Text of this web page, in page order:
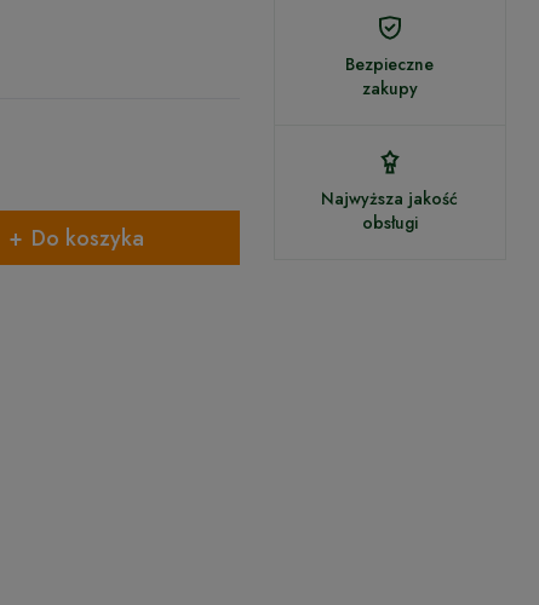
Do koszyka
Bezpieczne
zakupy
Najwyższa jakość
obsługi